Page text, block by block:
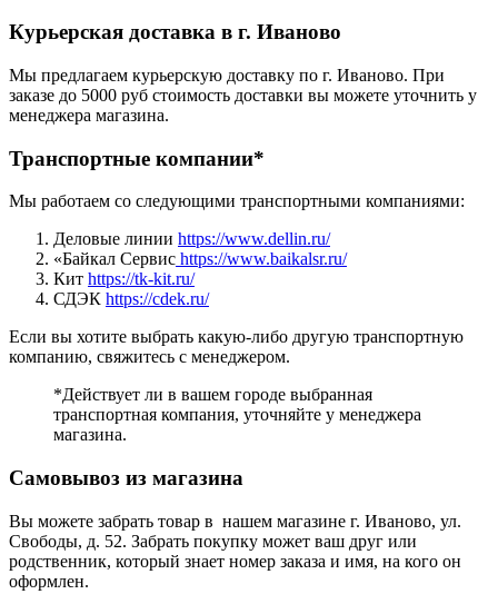
Курьерская доставка в г. Иваново
Мы предлагаем курьерскую доставку по г. Иваново. При
заказе до 5000 руб стоимость доставки вы можете уточнить у
менеджера магазина.
Транспортные компании*
Мы работаем со следующими транспортными компаниями:
Деловые линии https://www.dellin.ru/
«Байкал Сервис https://www.baikalsr.ru/
Кит https://tk-kit.ru/
СДЭК https://cdek.ru/
Если вы хотите выбрать какую-либо другую транспортную
компанию, свяжитесь с менеджером.
*Действует ли в вашем городе выбранная
транспортная компания, уточняйте у менеджера
магазина.
Самовывоз из магазина
Вы можете забрать товар в нашем магазине г. Иваново, ул.
Свободы, д. 52. Забрать покупку может ваш друг или
родственник, который знает номер заказа и имя, на кого он
оформлен.